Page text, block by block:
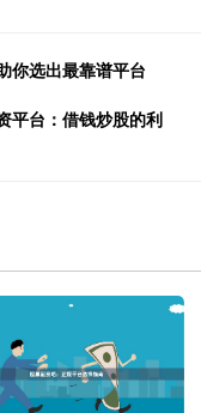
你选出最靠谱平台
平台：借钱炒股的利